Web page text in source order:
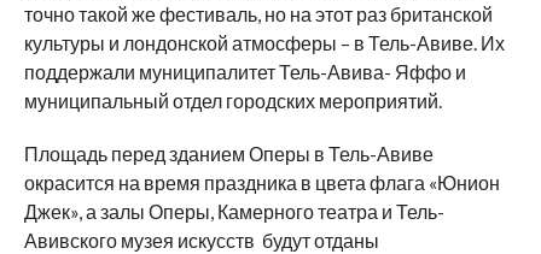
точно такой же фестиваль, но на этот раз британской
культуры и лондонской атмосферы – в Тель-Авиве. Их
поддержали муниципалитет Тель-Авива- Яффо и
муниципальный отдел городских мероприятий.
Площадь перед зданием Оперы в Тель-Авиве
окрасится на время праздника в цвета флага «Юнион
Джек», а залы Оперы, Камерного театра и Тель-
Авивского музея искусств будут отданы